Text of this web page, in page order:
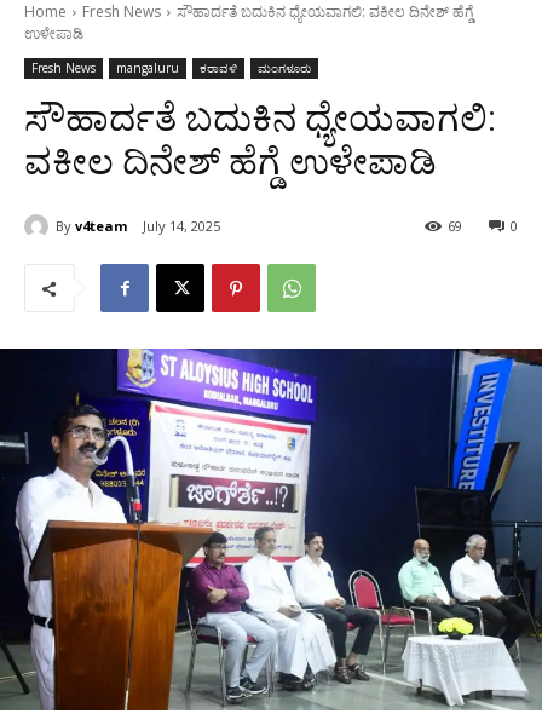
Home Fresh News
ಸೌಹಾರ್ದತೆ ಬದುಕಿನ ಧ್ಯೇಯವಾಗಲಿ: ವಕೀಲ ದಿನೇಶ್ ಹೆಗ್ಡೆ
ಉಳೇಪಾಡಿ
Fresh News mangaluru ಕರಾವಳಿ ಮಂಗಳೂರು
ಸೌಹಾರ್ದತೆ ಬದುಕಿನ ಧ್ಯೇಯವಾಗಲಿ:
ವಕೀಲ ದಿನೇಶ್ ಹೆಗ್ಡೆ ಉಳೇಪಾಡಿ
By v4team July 14, 2025 0
69